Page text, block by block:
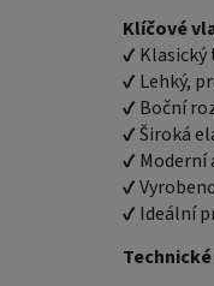
Klíčové
✔ Klasický
✔ Lehký,
✔ Boční
✔ Široká
✔ Moderní
✔
✔ Ideální